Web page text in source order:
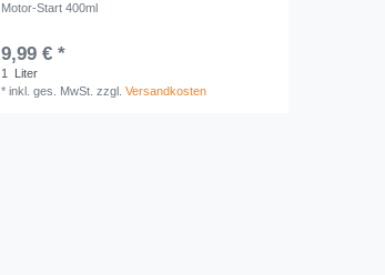
Motor-Start 400ml
9,99 € *
1
Liter
*inkl. ges. MwSt. zzgl.Versandkosten